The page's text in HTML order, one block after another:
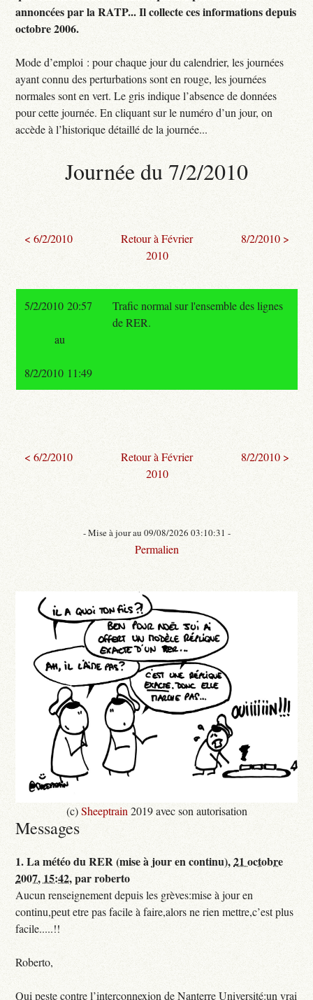
annoncées par la RATP... Il collecte ces informations depuis
octobre 2006.
Mode d’emploi : pour chaque jour du calendrier, les journées
ayant connu des perturbations sont en rouge, les journées
normales sont en vert. Le gris indique l’absence de données
pour cette journée. En cliquant sur le numéro d’un jour, on
accède à l’historique détaillé de la journée...
Journée du 7/2/2010
< 6/2/2010
Retour à Février
2010
8/2/2010 >
5/2/2010 20:57
Trafic normal sur l'ensemble des lignes
de RER.
au
8/2/2010 11:49
< 6/2/2010
Retour à Février
2010
8/2/2010 >
- Mise à jour au 09/08/2026 03:10:31 -
Permalien
(c)Sheeptrain 2019 avec son autorisation
Messages
1.La météo du RER (mise à jour en continu),21 octobre
2007, 15:42,parroberto
Aucun renseignement depuis les grèves:mise à jour en
continu,peut etre pas facile à faire,alors ne rien mettre,c’est plus
facile.....!!
Roberto,
Qui peste contre l’interconnexion de Nanterre Université:un vrai